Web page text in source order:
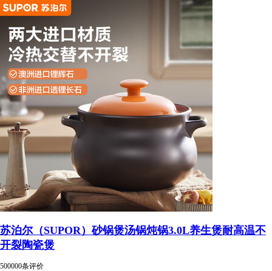
苏泊尔（SUPOR）砂锅煲汤锅炖锅3.0L养生煲耐高温不
开裂陶瓷煲
500000条评价